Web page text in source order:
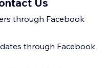
through Facebook
through Facebook